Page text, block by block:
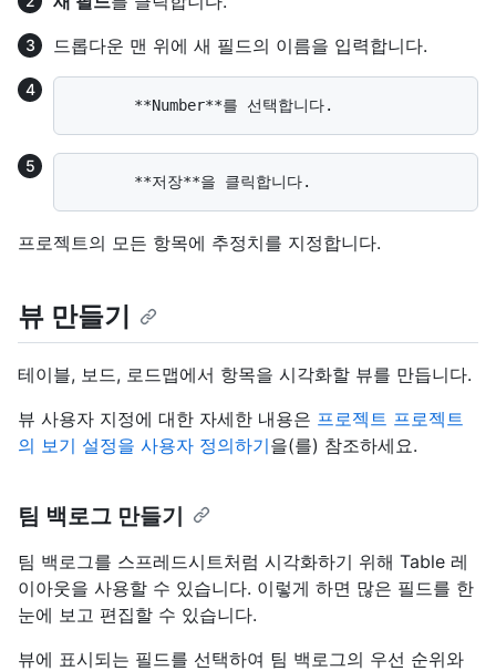
드롭다운 맨 위에 새 필드의 이름을 입력합니다.
프로젝트의 모든 항목에 추정치를 지정합니다.
뷰 만들기
테이블, 보드, 로드맵에서 항목을 시각화할 뷰를 만듭니다.
뷰 사용자 지정에 대한 자세한 내용은 프로젝트 프로젝트
의 보기 설정을 사용자 정의하기을(를) 참조하세요.
팀 백로그 만들기
팀 백로그를 스프레드시트처럼 시각화하기 위해 Table 레
이아웃을 사용할 수 있습니다. 이렇게 하면 많은 필드를 한
눈에 보고 편집할 수 있습니다.
뷰에 표시되는 필드를 선택하여 팀 백로그의 우선 순위와